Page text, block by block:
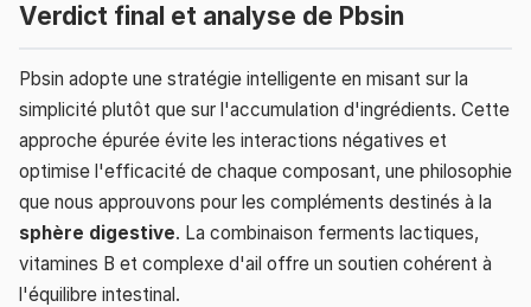
Verdict final et analyse de Pbsin
Pbsin adopte une stratégie intelligente en misant sur la
simplicité plutôt que sur l'accumulation d'ingrédients. Cette
approche épurée évite les interactions négatives et
optimise l'efficacité de chaque composant, une philosophie
que nous approuvons pour les compléments destinés à la
sphère digestive. La combinaison ferments lactiques,
vitamines B et complexe d'ail offre un soutien cohérent à
l'équilibre intestinal.